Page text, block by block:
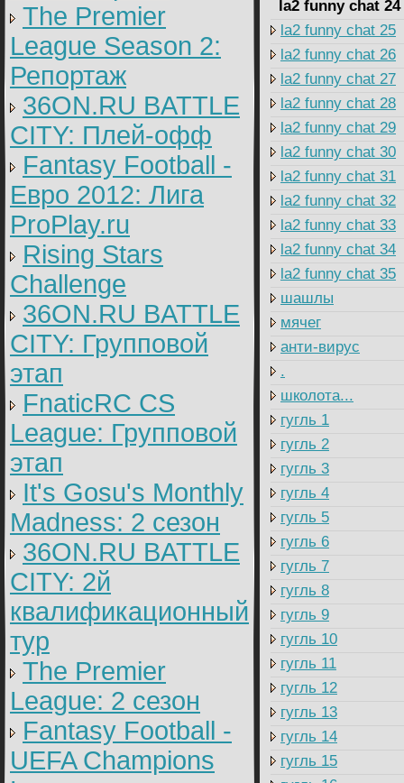
The Premier
League Season 2:
Репортаж
36ON.RU BATTLE
CITY: Плей-офф
Fantasy Football -
Евро 2012: Лига
ProPlay.ru
Rising Stars
Challenge
36ON.RU BATTLE
CITY: Групповой
этап
FnaticRC CS
League: Групповой
этап
It's Gosu's Monthly
Madness: 2 сезон
36ON.RU BATTLE
CITY: 2й
квалификационный
тур
The Premier
League: 2 cезон
Fantasy Football -
UEFA Champions
la2 funny chat 24
la2 funny chat 25
la2 funny chat 26
la2 funny chat 27
la2 funny chat 28
la2 funny chat 29
la2 funny chat 30
la2 funny chat 31
la2 funny chat 32
la2 funny chat 33
la2 funny chat 34
la2 funny chat 35
шашлы
мячег
анти-вирус
.
школота...
гугль 1
гугль 2
гугль 3
гугль 4
гугль 5
гугль 6
гугль 7
гугль 8
гугль 9
гугль 10
гугль 11
гугль 12
гугль 13
гугль 14
гугль 15